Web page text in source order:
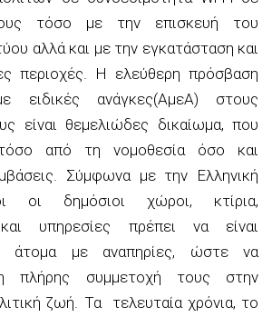
τόσο με την επισκευή του
αλλά και με την εγκατάσταση και
περιοχές. Η ελεύθερη πρόσβαση
ειδικές ανάγκες(ΑμεΑ) στους
είναι θεμελιώδες δικαίωμα, που
τόσο από τη νομοθεσία όσο και
Σύμφωνα με την Ελληνική
οι δημόσιοι χώροι, κτίρια,
και υπηρεσίες πρέπει να είναι
άτομα με αναπηρίες, ώστε να
η πλήρης συμμετοχή τους στην
ζωή. Τα τελευταία χρόνια, το